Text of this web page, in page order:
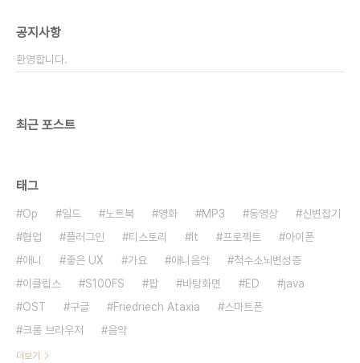
공지사항
환영합니다.
최근 포스트
태그
Op 일드 노트북 영화 MP3 동영상
신변잡기
협업
플러그인 티스토리 It 프로젝트
아이폰
애니
좋은 UX 가요 애니음악
척수소뇌변성증
이클립스
S100FS 팝 바탕화면 ED
java
OST
구글 Friedriech Ataxia
스마트폰
크롬 브라우저
음악
더보기